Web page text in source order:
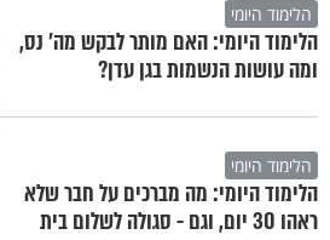
הלימוד היומי
הלימוד היומי: האם מותר לבקש מה' נס,
ומה עושות הנשמות בגן עדן?
הלימוד היומי
הלימוד היומי: מה מברכים על חבר שלא
ראהו 30 יום, וגם - סגולה לשלום בית